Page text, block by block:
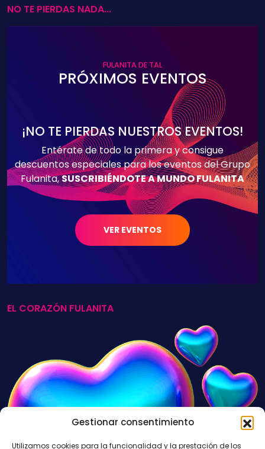
Gestionar consentimiento
Utilizamos cookies para la funcionalidad y la prestación de los
NO TE PIERDAS NADA...
FULANITA DE TAL
PRÓXIMOS EVENTOS
¡NO TE PIERDAS NUESTROS EVENTOS!
Entérate de todo la primera y consigue
descuentos especiales para los eventos del Grupo
Fulanita,SUSCRIBIÉNDOTE A MUNDO FULANITA
VER EVENTOS
EL CORAZÓN FULANITA